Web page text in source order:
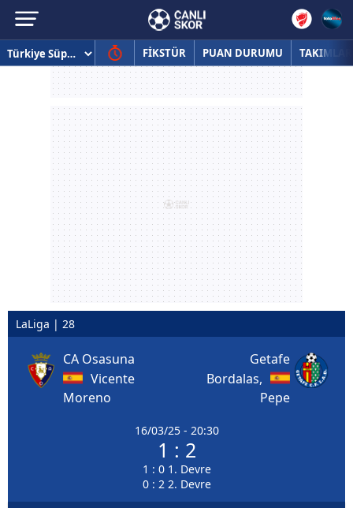
FİKSTÜR PUAN DURUMU TAKIMLAR
LaLiga | 28
CA Osasuna
Vicente
Moreno
16/03/25 - 20:30
1 : 2
1 : 0 1. Devre
0 : 2 2. Devre
Getafe
Bordalas,
Pepe